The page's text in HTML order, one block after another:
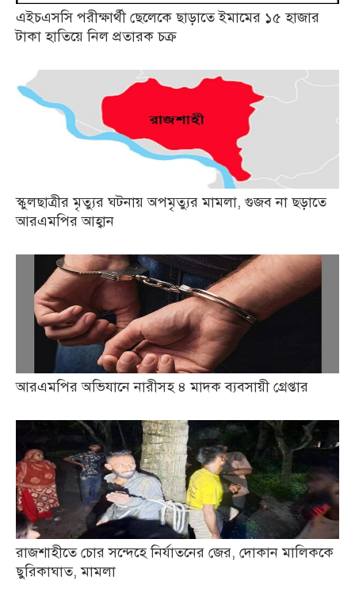
এইচএসসি পরীক্ষার্থী ছেলেকে ছাড়াতে ইমামের ১৫ হাজার
টাকা হাতিয়ে নিল প্রতারক চক্র
স্কুলছাত্রীর মৃত্যুর ঘটনায় অপমৃত্যুর মামলা, গুজব না ছড়াতে
আরএমপির আহ্বান
আরএমপির অভিযানে নারীসহ ৪ মাদক ব্যবসায়ী গ্রেপ্তার
রাজশাহীতে চোর সন্দেহে নির্যাতনের জের, দোকান মালিককে
ছুরিকাঘাত, মামলা